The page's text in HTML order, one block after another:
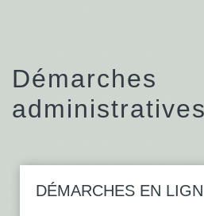
Démarches
administratives
DÉMARCHES EN